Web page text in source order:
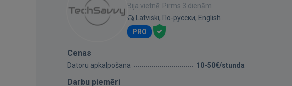
Bija vietnē: Pirms 3 dienām
Latviski, По-русски, English
PRO
Cenas
Datoru apkalpošana 10-50€/stunda
Darbu piemēri